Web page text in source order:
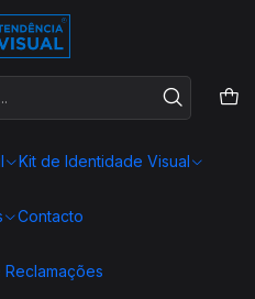
Kit de Identidade Visual
Contacto
do slideLer mais